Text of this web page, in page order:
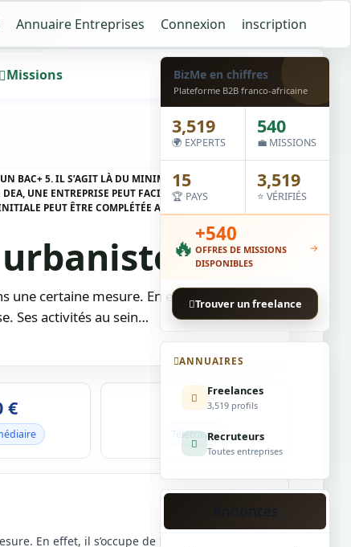
Annuaire Entreprises Connexion inscription
Missions Wall
BAC+ 5. IL S’AGIT LÀ DU MINIMUM DEMANDÉ PAR LES
UNE ENTREPRISE PEUT FACILEMENT ACCEPTER LE
PEUT ÊTRE COMPLÉTÉE AVEC UN MBA DE
SI
certaine mesure. En effet, il s’occupe de
Ses activités au sein…
€ —
Télétravail
En effet, il s’occupe de la conception et
BizMe en chiffres
Plateforme B2B franco-africaine
3,519
🌍 EXPERTS
540
💼 MISSIONS
15
🏆 PAYS
3,519
⭐ VÉRIFIÉS
🔥+540
OFFRES DE MISSIONS
DISPONIBLES
→
Trouver un freelance
ANNUAIRES
Freelances
3,519 profils
Recruteurs
Toutes entreprises
Annonces